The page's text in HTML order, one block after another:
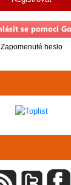
Zapomenuté heslo